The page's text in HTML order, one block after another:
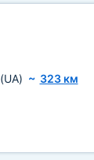
(UA) ~ 323 км